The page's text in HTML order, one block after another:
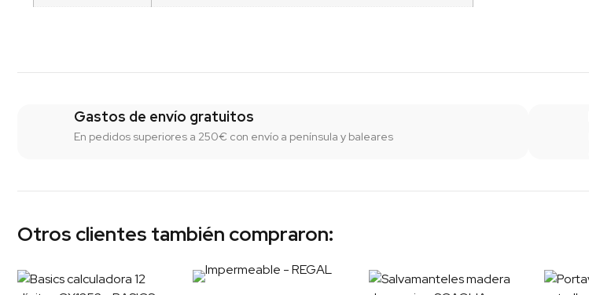
Gastos de envío gratuitos
En pedidos superiores a 250€ con envío a península y baleares
Otros clientes también compraron: